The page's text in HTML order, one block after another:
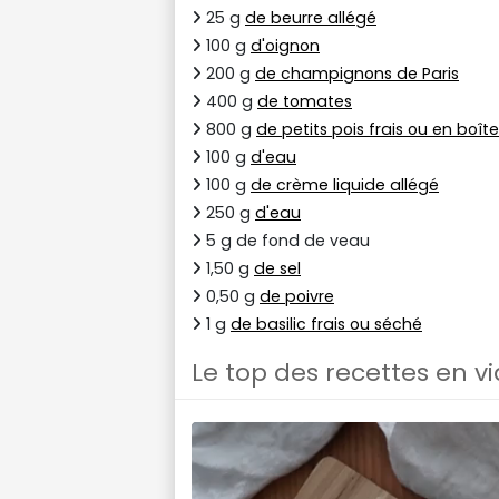
25 g de beurre allégé
100 g d'oignon
200 g de champignons de Paris
400 g de tomates
800 g de petits pois frais ou en boîte
100 g d'eau
100 g de crème liquide allégé
250 g d'eau
5 g de fond de veau
1,50 g de sel
0,50 g de poivre
1 g de basilic frais ou séché
Le top des recettes en